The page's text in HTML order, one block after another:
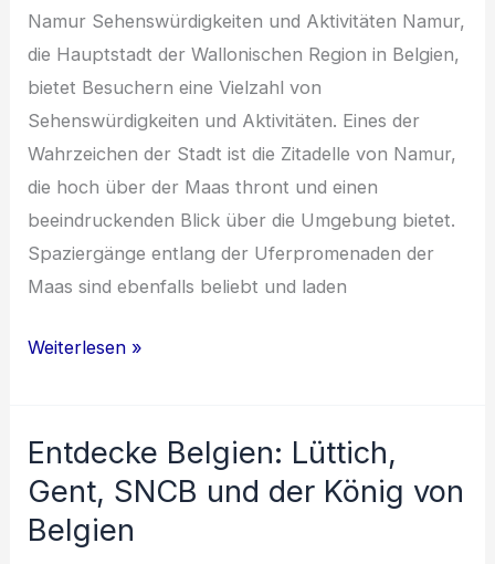
und
Genüsse
Namur Sehenswürdigkeiten und Aktivitäten Namur,
die Hauptstadt der Wallonischen Region in Belgien,
bietet Besuchern eine Vielzahl von
Sehenswürdigkeiten und Aktivitäten. Eines der
Wahrzeichen der Stadt ist die Zitadelle von Namur,
die hoch über der Maas thront und einen
beeindruckenden Blick über die Umgebung bietet.
Spaziergänge entlang der Uferpromenaden der
Maas sind ebenfalls beliebt und laden
Entdecke
Namur
bis
Nordsee
Weiterlesen »
Entdecke Belgien: Lüttich,
Gent, SNCB und der König von
Belgien